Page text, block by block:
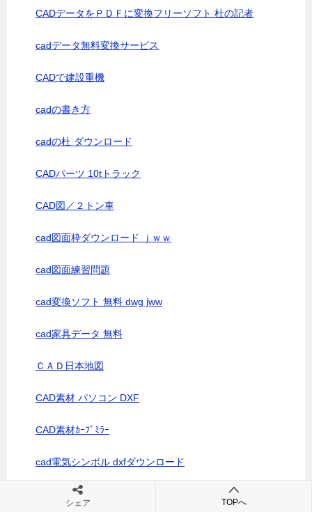
CADデータをＰＤＦに変換フリーソフト 杜の記者
cadデータ無料変換サービス
CADで建設重機
cadの書き方
cadの杜 ダウンロード
CADパーツ 10tトラック
CAD図／２トン車
cad図面枠ダウンロード ｊｗｗ
cad図面練習問題
cad変換ソフト 無料 dwg jww
cad家具データ 無料
ＣＡＤ日本地図
CAD素材 パソコン DXF
CAD素材ｶｰﾌﾞﾐﾗｰ
cad電気シンボル dxfダウンロード
cnc cad ソフト
シェア TOPへ